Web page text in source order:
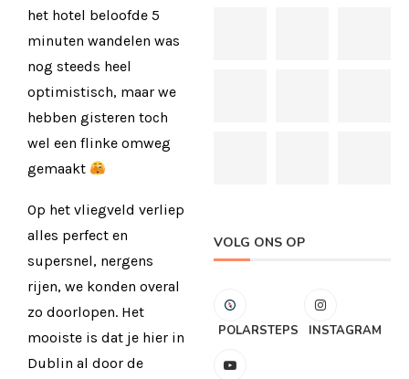
het hotel beloofde 5
minuten wandelen was
nog steeds heel
optimistisch, maar we
hebben gisteren toch
wel een flinke omweg
gemaakt
Op het vliegveld verliep
alles perfect en
supersnel, nergens
rijen, we konden overal
zo doorlopen. Het
mooiste is dat je hier in
Dublin al door de
VOLG ONS OP
POLARSTEPS INSTAGRAM